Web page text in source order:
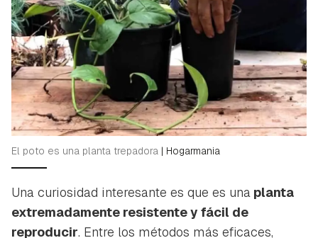
El poto es una planta trepadora | Hogarmania
Una curiosidad interesante es que es una planta
extremadamente resistente y fácil de
reproducir. Entre los métodos más eficaces,